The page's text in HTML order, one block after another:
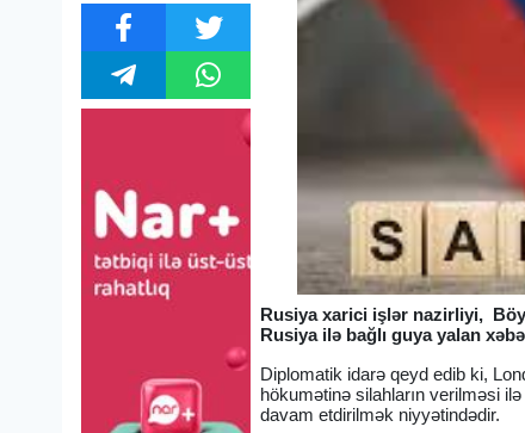
Rusiya xarici işlər nazirliyi,
Rusiya ilə bağlı guya yalan
Diplomatik idarə qeyd edib ki,
hökumətinə silahların verilməsi
davam etdirilmək niyyətindədir.